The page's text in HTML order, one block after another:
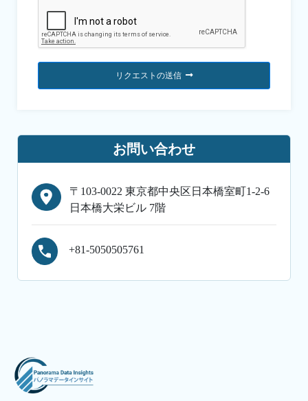
リクエストの送信
お問い合わせ
〒103-0022 東京都中央区日本橋室町1-2-6
日本橋大栄ビル 7階
+81-5050505761